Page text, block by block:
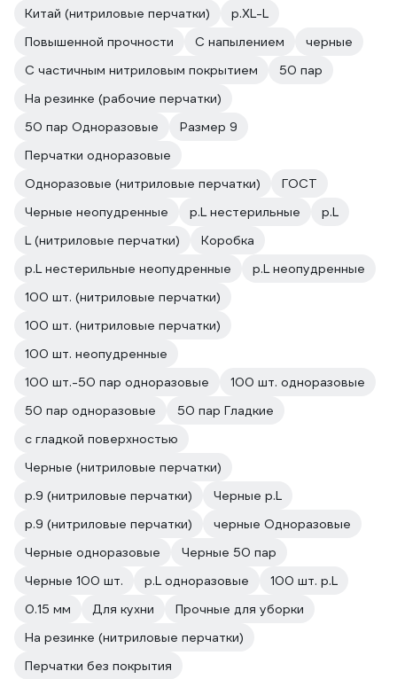
Китай (нитриловые перчатки)
р.XL-L
Повышенной прочности
С напылением
черные
С частичным нитриловым покрытием
50 пар
На резинке (рабочие перчатки)
50 пар Одноразовые
Размер 9
Перчатки одноразовые
Одноразовые (нитриловые перчатки)
ГОСТ
Черные неопудренные
р.L нестерильные
р.L
L (нитриловые перчатки)
Коробка
р.L нестерильные неопудренные
р.L неопудренные
100 шт. (нитриловые перчатки)
100 шт. (нитриловые перчатки)
100 шт. неопудренные
100 шт.-50 пар одноразовые
100 шт. одноразовые
50 пар одноразовые
50 пар Гладкие
с гладкой поверхностью
Черные (нитриловые перчатки)
р.9 (нитриловые перчатки)
Черные р.L
р.9 (нитриловые перчатки)
черные Одноразовые
Черные одноразовые
Черные 50 пар
Черные 100 шт.
р.L одноразовые
100 шт. р.L
0.15 мм
Для кухни
Прочные для уборки
На резинке (нитриловые перчатки)
Перчатки без покрытия